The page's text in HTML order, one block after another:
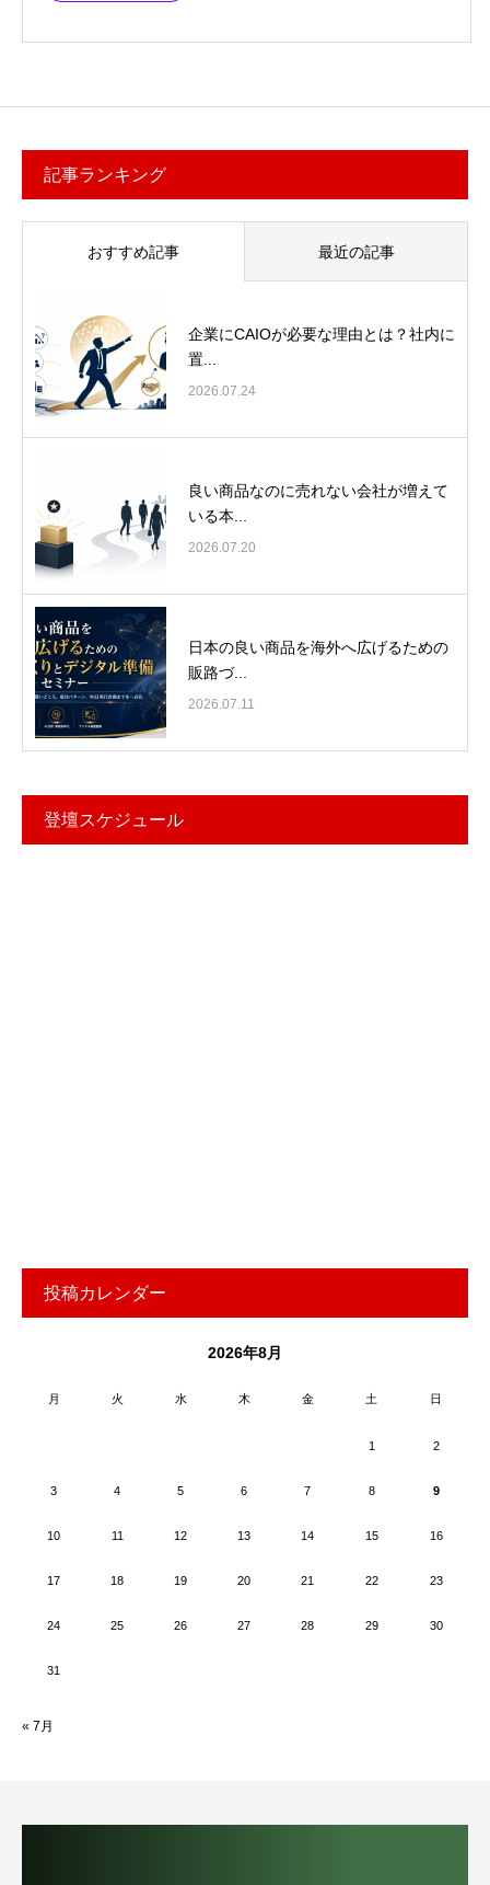
記事ランキング
おすすめ記事 最近の記事
企業にCAIOが必要な理由とは？社内に
置...
2026.07.24
良い商品なのに売れない会社が増えて
いる本...
2026.07.20
日本の良い商品を海外へ広げるための
販路づ...
2026.07.11
登壇スケジュール
投稿カレンダー
2026年8月
月 火 水 木 金 土 日
1 2
3 4 5 6 7 8 9
10 11 12 13 14 15 16
17 18 19 20 21 22 23
24 25 26 27 28 29 30
31
« 7月